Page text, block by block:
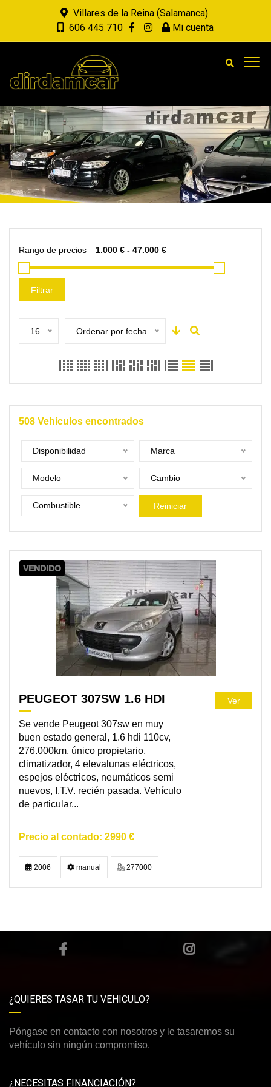
Villares de la Reina (Salamanca)
606 445 710
Mi cuenta
Rango de precios
Filtrar
16 Ordenar por fecha
508 Vehículos encontrados
Disponibilidad Marca
Modelo Cambio
Combustible Reiniciar
VENDIDO
PEUGEOT 307SW 1.6 HDI
Se vende Peugeot 307sw en muy
buen estado general, 1.6 hdi 110cv,
276.000km, único propietario,
climatizador, 4 elevalunas eléctricos,
espejos eléctricos, neumáticos semi
nuevos, I.T.V. recién pasada. Vehículo
de particular...
2990 €
Ver
2006 manual 277000
¿QUIERES TASAR TU VEHICULO?
Póngase en contacto con nosotros y le tasaremos su
vehículo sin ningún compromiso.
¿NECESITAS FINANCIACIÓN?